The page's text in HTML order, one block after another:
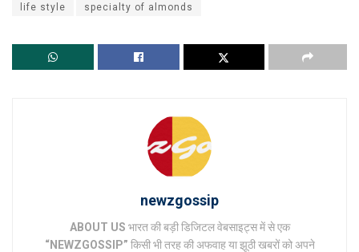
life style specialty of almonds
newzgossip
ABOUT US भारत की बड़ी डिजिटल वेबसाइट्स में से एक
“NEWZGOSSIP” किसी भी तरह की अफवाह या झूठी खबरों को अपने